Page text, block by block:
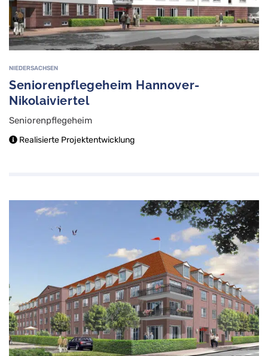
NIEDERSACHSEN
Seniorenpflegeheim Hannover-
Nikolaiviertel
Seniorenpflegeheim
Realisierte Projektentwicklung